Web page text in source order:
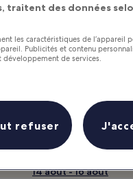
pour
14 août - 16 août
traitent des données
les caractéristiques de l’appareil
Publicités et contenu
de services.
refuser